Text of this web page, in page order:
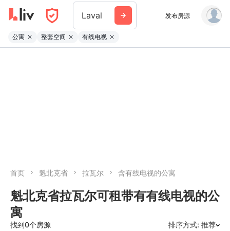
Laval 发布房源
公寓 整套空间 有线电视
首页 魁北克省 拉瓦尔 含有线电视的公寓
魁北克省拉瓦尔可租带有有线电视的公
寓
找到0个房源 排序方式: 推荐